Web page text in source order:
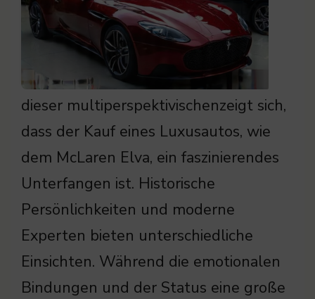
dieser multiperspektivischenzeigt sich,
dass der Kauf eines Luxusautos, wie
dem McLaren Elva, ein faszinierendes
Unterfangen ist. Historische
Persönlichkeiten und moderne
Experten bieten unterschiedliche
Einsichten. Während die emotionalen
Bindungen und der Status eine große